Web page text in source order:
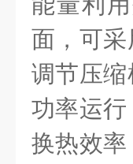
面，可
调节压
功率运
换热效